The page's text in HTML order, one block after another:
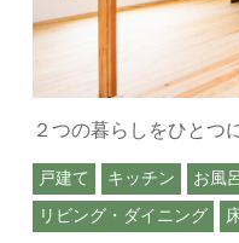
２つの暮らしをひとつ
戸建て キッチン お風
リビング・ダイニング